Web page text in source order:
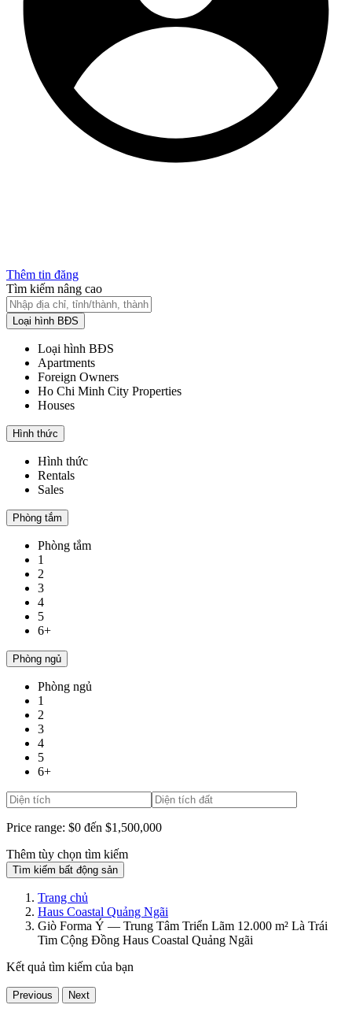
Thêm tin đăng
Tìm kiếm nâng cao
Loại hình BĐS
Loại hình BĐS
Apartments
Foreign Owners
Ho Chi Minh City Properties
Houses
Hình thức
Hình thức
Rentals
Sales
Phòng tắm
Phòng tắm
1
2
3
4
5
6+
Phòng ngủ
Phòng ngủ
1
2
3
4
5
6+
Price range: $0 đến $1,500,000
Thêm tùy chọn tìm kiếm
Tìm kiếm bất động sản
Trang chủ
Haus Coastal Quảng Ngãi
Giò Forma Ý — Trung Tâm Triển Lãm 12.000 m² Là Trái
Tim Cộng Đồng Haus Coastal Quảng Ngãi
Kết quả tìm kiếm của bạn
Previous Next